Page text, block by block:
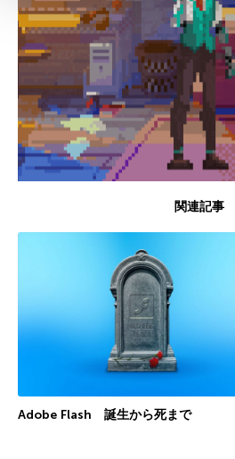
関連記事
Adobe Flash 誕生から死まで